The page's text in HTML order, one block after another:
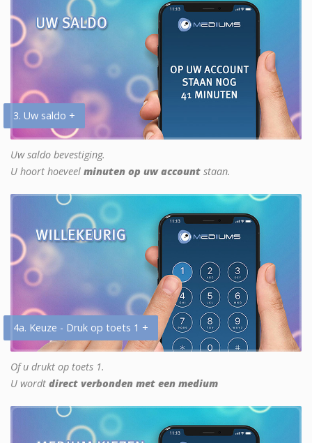
3. Uw saldo +
Uw saldo bevestiging.
U hoort hoeveel minuten op uw account staan.
4a. Keuze - Druk op toets 1 +
Of u drukt op toets 1.
U wordt direct verbonden met een medium